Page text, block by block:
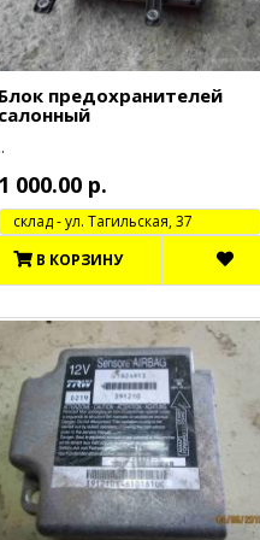
Блок предохранителей
салонный
..
1 000.00 р.
cклад - ул. Тагильская, 37
В КОРЗИНУ